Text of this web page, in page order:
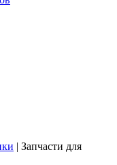
| Запчасти для